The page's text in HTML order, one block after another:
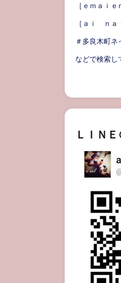
［ｅｍａｉｅ
［ａｉ ｎａ
＃多良木町ネ
などで検索
ＬＩＮＥ